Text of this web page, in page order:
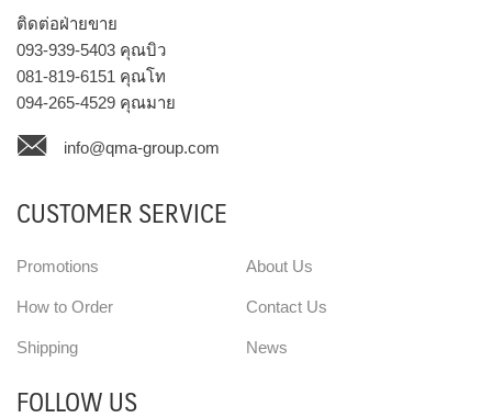
ติดต่อฝ่ายขาย
093-939-5403 คุณบิว
081-819-6151 คุณโท
094-265-4529 คุณมาย
info@qma-group.com
CUSTOMER SERVICE
Promotions
How to Order
Shipping
About Us
Contact Us
News
FOLLOW US